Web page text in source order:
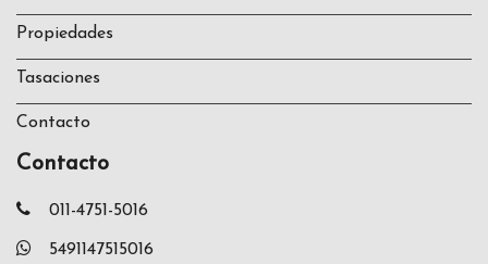
Propiedades
Tasaciones
Contacto
Contacto
011-4751-5016
5491147515016